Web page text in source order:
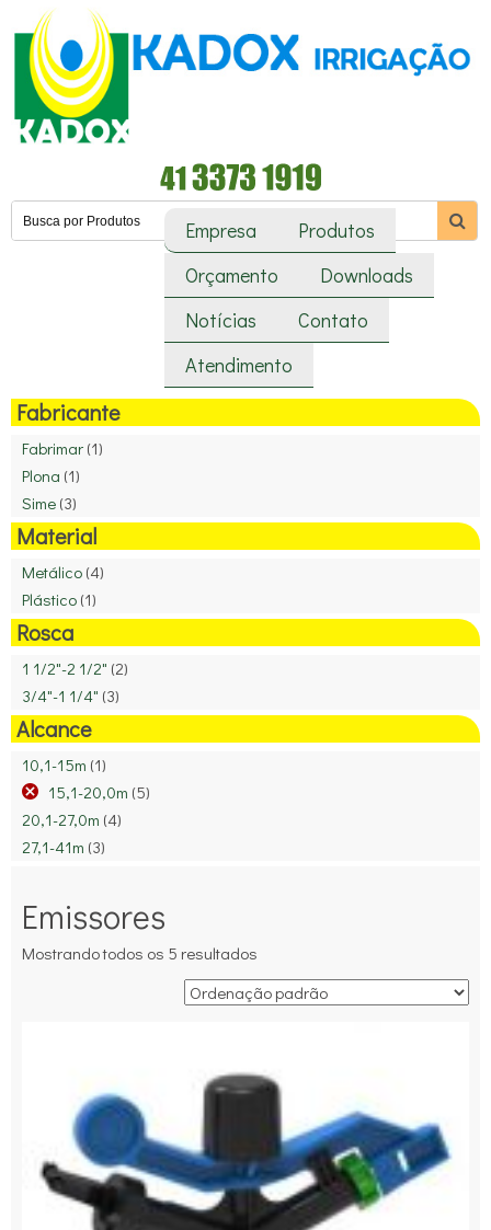
Empresa
Produtos
Orçamento
Downloads
Notícias
Contato
Atendimento
Fabricante
Fabrimar (1)
Plona (1)
Sime (3)
Material
Metálico (4)
Plástico (1)
Rosca
1 1/2"-2 1/2" (2)
3/4"-1 1/4" (3)
Alcance
10,1-15m (1)
15,1-20,0m (5)
20,1-27,0m (4)
27,1-41m (3)
Emissores
Mostrando todos os 5 resultados